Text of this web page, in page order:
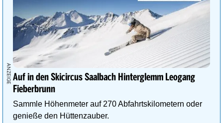
Auf in den Skicircus Saalbach Hinterglemm Leogang
Fieberbrunn
Sammle Höhenmeter auf 270 Abfahrtskilometern oder
genieße den Hüttenzauber.